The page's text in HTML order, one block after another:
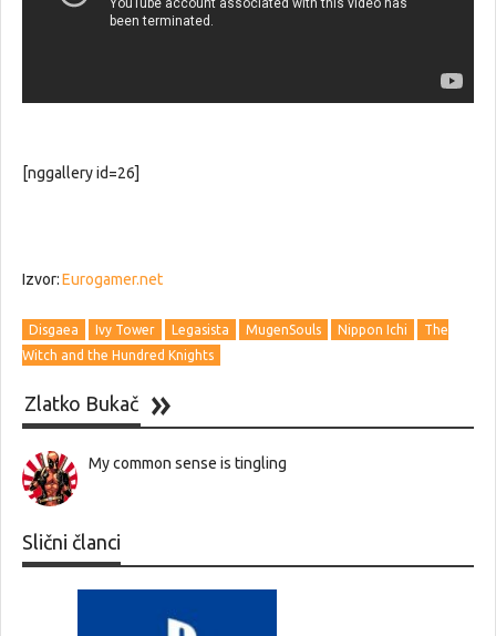
[nggallery id=26]
Izvor:Eurogamer.net
Disgaea Ivy Tower Legasista MugenSouls Nippon Ichi
The
Witch and the Hundred Knights
Zlatko Bukač
My common sense is tingling
Slični članci